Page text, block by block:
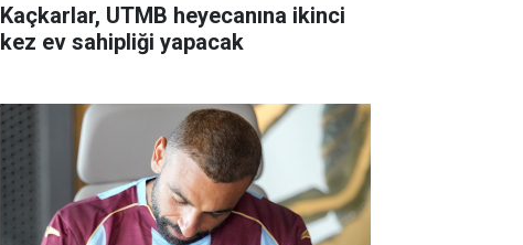
Kaçkarlar, UTMB heyecanına ikinci
kez ev sahipliği yapacak